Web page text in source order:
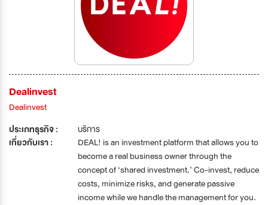
Dealinvest
Dealinvest
ประเภทธุรกิจ :
บริการ
เกี่ยวกับเรา :
DEAL! is an investment platform that allows you to
become a real business owner through the
concept of ‘shared investment.’ Co-invest, reduce
costs, minimize risks, and generate passive
income while we handle the management for you.